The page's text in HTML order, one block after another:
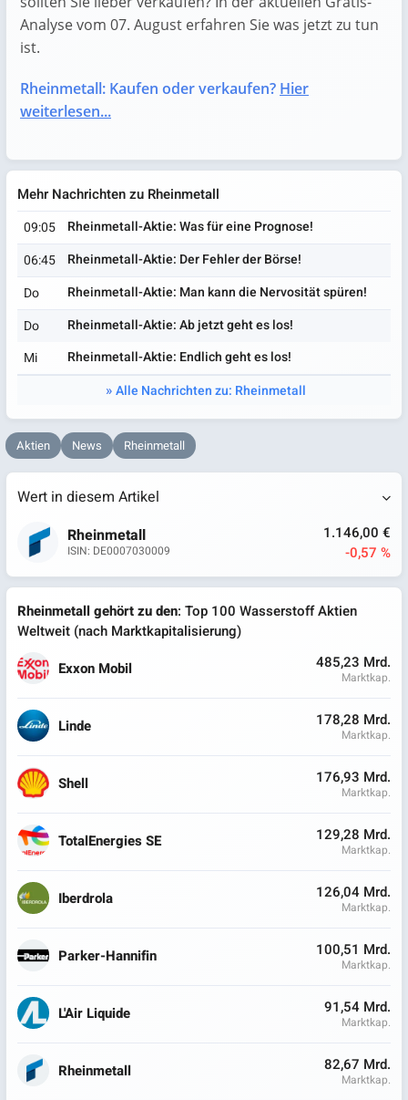
Analyse vom 07. August erfahren Sie was jetzt zu tun
ist.
Rheinmetall: Kaufen oder verkaufen? Hier
weiterlesen...
Mehr Nachrichten zu Rheinmetall
09:05
Rheinmetall-Aktie: Was für eine Prognose!
06:45
Rheinmetall-Aktie: Der Fehler der Börse!
Do
Rheinmetall-Aktie: Man kann die Nervosität spüren!
Do
Rheinmetall-Aktie: Ab jetzt geht es los!
Mi
Rheinmetall-Aktie: Endlich geht es los!
Alle Nachrichten zu: Rheinmetall
Aktien News Rheinmetall
Wert in diesem Artikel
Rheinmetall
ISIN: DE0007030009
1.146,00 €
-0,57 %
Rheinmetall gehört zu den: Top 100 Wasserstoff Aktien
Weltweit (nach Marktkapitalisierung)
Exxon Mobil
485,23 Mrd.
Marktkap.
Linde 178,28 Mrd.
Marktkap.
Shell 176,93 Mrd.
Marktkap.
TotalEnergies SE 129,28 Mrd.
Marktkap.
Iberdrola 126,04 Mrd.
Marktkap.
Parker-Hannifin 100,51 Mrd.
Marktkap.
L'Air Liquide 91,54 Mrd.
Marktkap.
Rheinmetall 82,67 Mrd.
Marktkap.